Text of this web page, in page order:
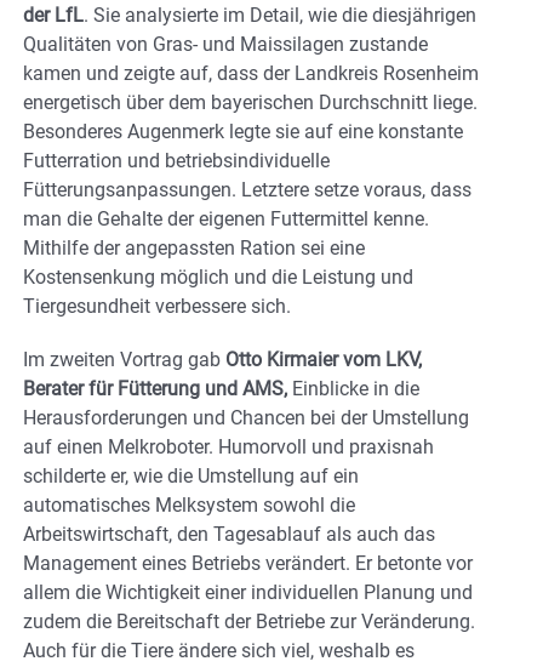
der LfL. Sie analysierte im Detail, wie die diesjährigen
Qualitäten von Gras- und Maissilagen zustande
kamen und zeigte auf, dass der Landkreis Rosenheim
energetisch über dem bayerischen Durchschnitt liege.
Besonderes Augenmerk legte sie auf eine konstante
Futterration und betriebsindividuelle
Fütterungsanpassungen. Letztere setze voraus, dass
man die Gehalte der eigenen Futtermittel kenne.
Mithilfe der angepassten Ration sei eine
Kostensenkung möglich und die Leistung und
Tiergesundheit verbessere sich.
Im zweiten Vortrag gab Otto Kirmaier vom LKV,
Berater für Fütterung und AMS, Einblicke in die
Herausforderungen und Chancen bei der Umstellung
auf einen Melkroboter. Humorvoll und praxisnah
schilderte er, wie die Umstellung auf ein
automatisches Melksystem sowohl die
Arbeitswirtschaft, den Tagesablauf als auch das
Management eines Betriebs verändert. Er betonte vor
allem die Wichtigkeit einer individuellen Planung und
zudem die Bereitschaft der Betriebe zur Veränderung.
Auch für die Tiere ändere sich viel, weshalb es